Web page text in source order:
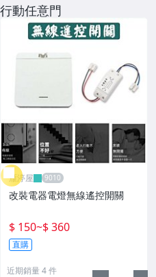
行動任意門
雁渟屋
改裝電器電燈無線遙控開關
$ 150~$ 360
直購
近期銷量 4 件